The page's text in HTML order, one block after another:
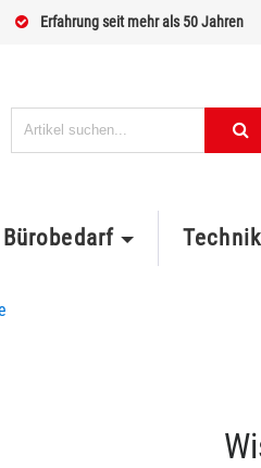
Erfahrung seit mehr als 50 Jahren
Bürobedarf Technik